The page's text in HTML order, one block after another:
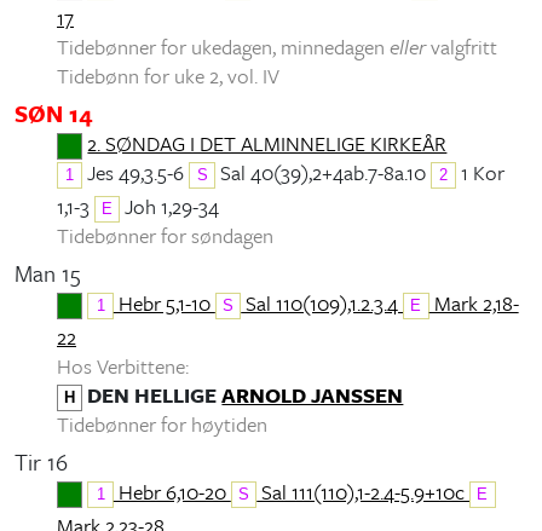
17
Tidebønner for ukedagen, minnedagen ellervalgfritt
Tidebønn for uke 2, vol. IV
SØN 14
2. SØNDAG I DET ALMINNELIGE KIRKEÅR
1 Jes 49,3.5-6 S Sal 40(39),2+4ab.7-8a.10 2
1 Kor
1,1-3
E
Joh 1,29-34
Tidebønner for søndagen
Man 15
1 Hebr 5,1-10 S Sal 110(109),1.2.3.4 E Mark 2,18-
22
Hos Verbittene:
H DEN HELLIGEARNOLD JANSSEN
Tidebønner for høytiden
Tir 16
1 Hebr 6,10-20 S Sal 111(110),1-2.4-5.9+10c E